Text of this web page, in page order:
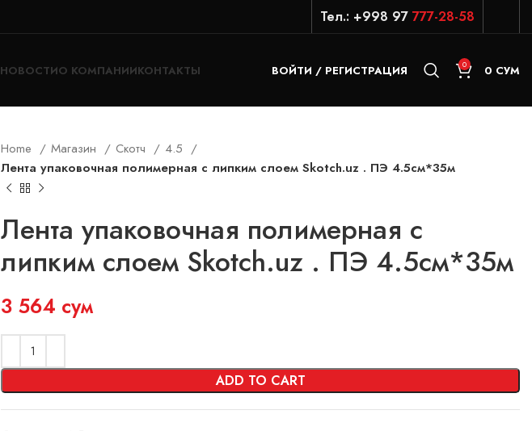
Тел.: +998 97 777-28-58
НОВОСТИО КОМПАНИИКОНТАКТЫ ВОЙТИ / РЕГИСТРАЦИЯ 0 0 СУМ
Home Магазин Скотч
4.5
Лента упаковочная полимерная с липким слоем Skotch.uz . ПЭ 4.5см*35м
Лента упаковочная полимерная с
липким слоем Skotch.uz . ПЭ 4.5см*35м
3 564 сум
ADD TO CART